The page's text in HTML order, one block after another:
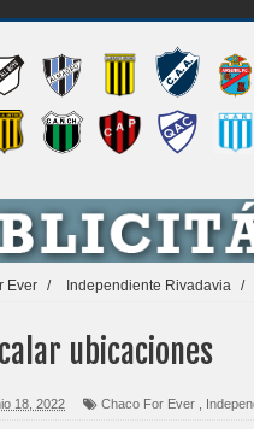
Ever / Independiente Rivadavia /
ubicaciones
18, 2022 Chaco For Ever